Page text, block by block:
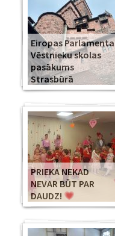
Eiropas Parlamenta
Vēstnieku skolas
pasākums
Strasbūrā
PRIEKA NEKAD
NEVAR BŪT PAR
DAUDZ!